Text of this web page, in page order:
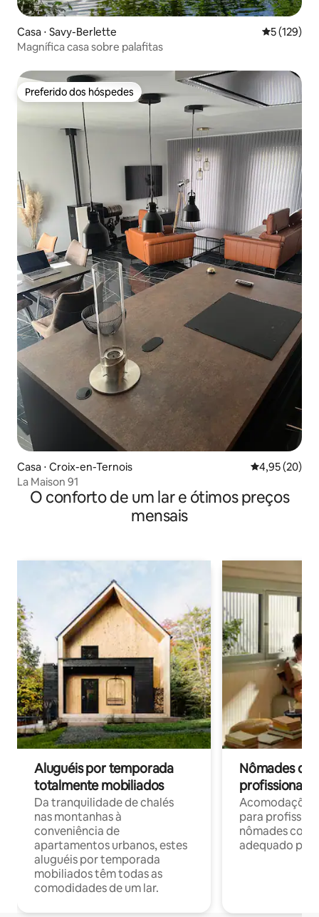
Casa ⋅ Savy-Berlette 5 de uma
5 (129)
Magnífica casa sobre palafitas
Preferido dos hóspedes
Preferido dos hóspedes
Casa ⋅ Croix-en-Ternois 4,95 de uma
4,95 (20)
La Maison 91
O conforto de um lar e ótimos preços
mensais
Aluguéis por temporada
totalmente mobiliados
Da tranquilidade de chalés
nas montanhas à
conveniência de
apartamentos urbanos, estes
aluguéis por temporada
mobiliados têm todas as
comodidades de um lar.
Nômades
profissionais
para
nômades com
adequado